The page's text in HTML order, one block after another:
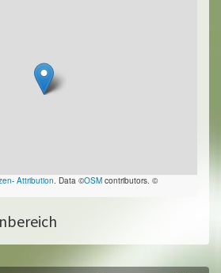
- Attribution. Data ©OSM contributors. ©